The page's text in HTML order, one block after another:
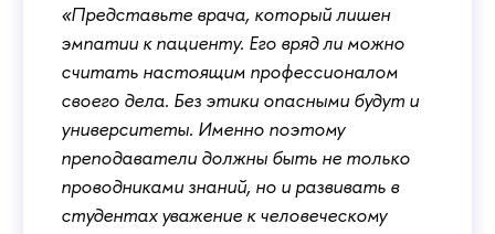
«Представьте врача, который лишен
эмпатии к пациенту. Его вряд ли можно
считать настоящим профессионалом
своего дела. Без этики опасными будут и
университеты. Именно поэтому
преподаватели должны быть не только
проводниками знаний, но и развивать в
студентах уважение к человеческому